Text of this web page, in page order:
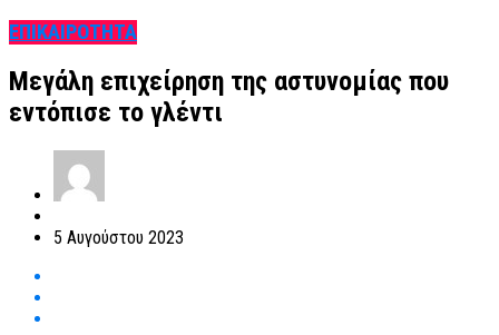
ΕΠΙΚΑΙΡΟΤΗΤΑ
Μεγάλη επιχείρηση της αστυνομίας που
εντόπισε το γλέντι
5 Αυγούστου 2023